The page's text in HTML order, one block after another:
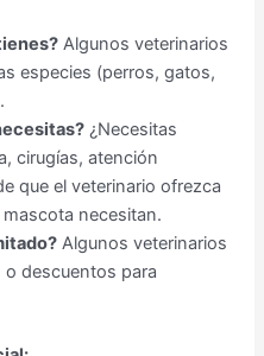
Algunos veterinarios
especies (perros, gatos,
¿Necesitas
cirugías, atención
que el veterinario ofrezca
necesitan.
Algunos veterinarios
descuentos para